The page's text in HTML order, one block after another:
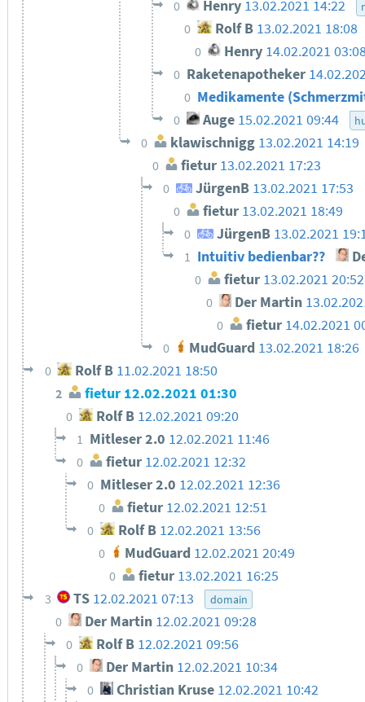
0 Henry 13.02.2021 14:22
0 Rolf B 13.02.2021 18:08
0 Henry 14.02.2021
0 Raketenapotheker
0 Medikamente
0 Auge 15.02.2021 09:44
0 klawischnigg 13.02.2021 14:19
0 fietur 13.02.2021 17:23
0 JürgenB 13.02.2021 17:53
0 fietur 13.02.2021 18:49
0 JürgenB 13.02.2021
1 Intuitiv bedienbar??
0 fietur 13.02.2021 20:52
0 Der Martin
0 fietur 14.02.2021
0 MudGuard 13.02.2021 18:26
0 Rolf B 11.02.2021 18:50
2 fietur 12.02.2021 01:30
0 Rolf B 12.02.2021 09:20
1 Mitleser 2.0 12.02.2021 11:46
0 fietur 12.02.2021 12:32
0 Mitleser 2.0 12.02.2021 12:36
0 fietur 12.02.2021 12:51
0 Rolf B 12.02.2021 13:56
0 MudGuard 12.02.2021 20:49
0 fietur 13.02.2021 16:25
3 TS 12.02.2021 07:13 domain
0 Der Martin 12.02.2021 09:28
0 Rolf B 12.02.2021 09:56
0 Der Martin 12.02.2021 10:34
0 Christian Kruse 12.02.2021 10:42